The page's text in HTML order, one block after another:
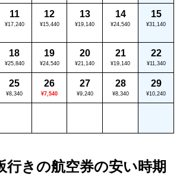
11
¥17,240
12
¥15,440
13
¥19,140
14
¥24,540
15
¥31,140
18
¥25,840
19
¥24,540
20
¥21,140
21
¥19,140
22
¥11,340
25
¥8,340
26
¥7,540
27
¥9,240
28
¥8,340
29
¥10,240
行きの航空券の安い時期